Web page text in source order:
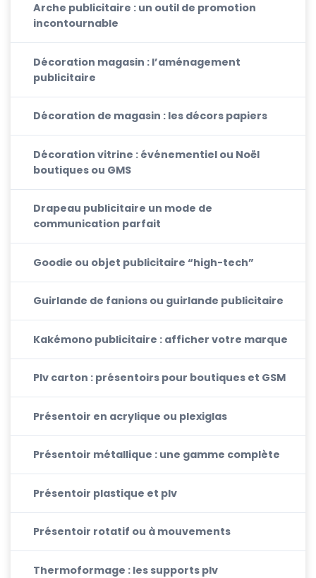
Arche publicitaire : un outil de promotion
incontournable
Décoration magasin : l’aménagement
publicitaire
Décoration de magasin : les décors papiers
Décoration vitrine : événementiel ou Noël
boutiques ou GMS
Drapeau publicitaire un mode de
communication parfait
Goodie ou objet publicitaire “high-tech”
Guirlande de fanions ou guirlande publicitaire
Kakémono publicitaire : afficher votre marque
Plv carton : présentoirs pour boutiques et GSM
Présentoir en acrylique ou plexiglas
Présentoir métallique : une gamme complète
Présentoir plastique et plv
Présentoir rotatif ou à mouvements
Thermoformage : les supports plv